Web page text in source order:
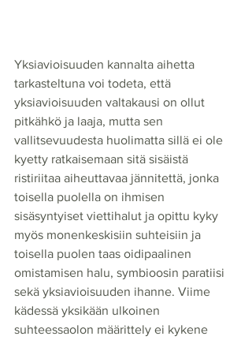
Yksiavioisuuden kannalta aihetta
tarkasteltuna voi todeta, että
yksiavioisuuden valtakausi on ollut
pitkähkö ja laaja, mutta sen
vallitsevuudesta huolimatta sillä ei ole
kyetty ratkaisemaan sitä sisäistä
ristiriitaa aiheuttavaa jännitettä, jonka
toisella puolella on ihmisen
sisäsyntyiset viettihalut ja opittu kyky
myös monenkeskisiin suhteisiin ja
toisella puolen taas oidipaalinen
omistamisen halu, symbioosin paratiisi
sekä yksiavioisuuden ihanne. Viime
kädessä yksikään ulkoinen
suhteessaolon määrittely ei kykene